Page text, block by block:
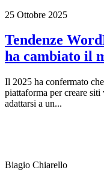
25 Ottobre 2025
Tendenze
ha cambiato il
Il 2025 ha confermato
piattaforma per creare
adattarsi a un...
Biagio Chiarello